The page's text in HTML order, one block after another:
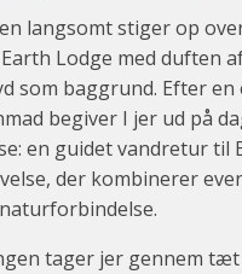
langsomt stiger op
Lodge med duften
som baggrund. Efter en
begiver I jer ud på
en guidet vandretur til
der kombinerer
tager jer gennem